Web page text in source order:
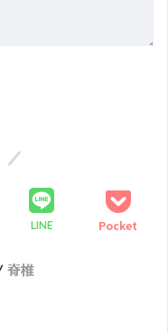
LINE Pocket
脊椎